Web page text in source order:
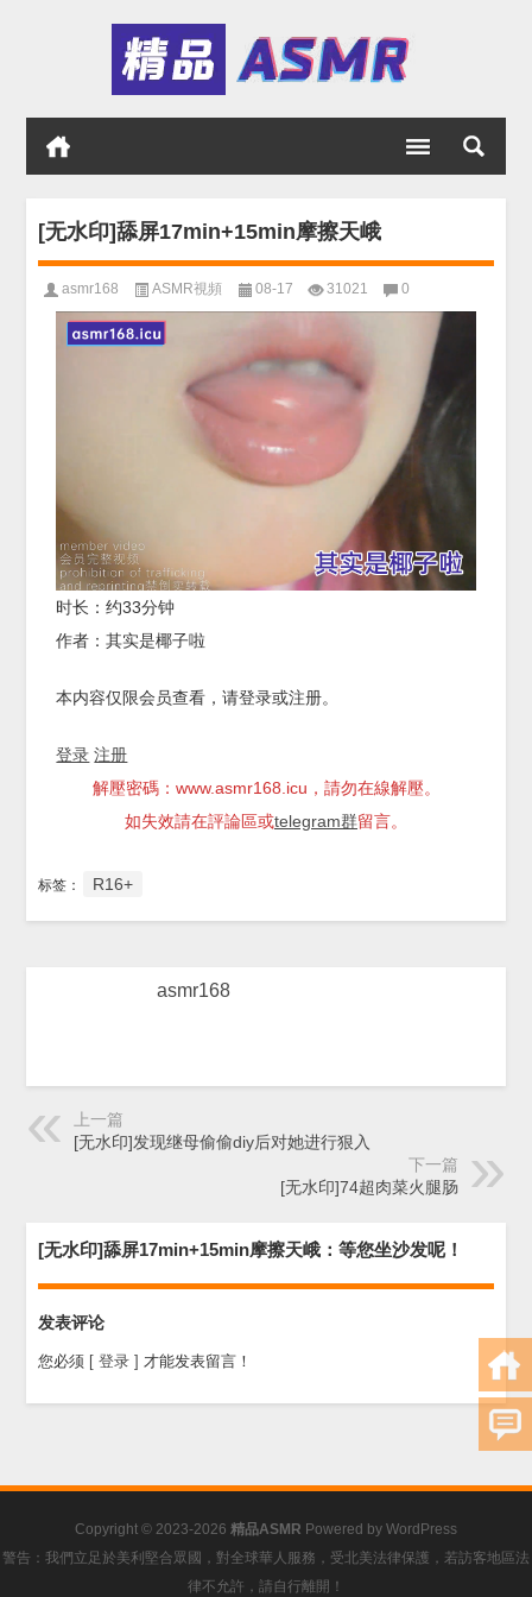
[无水印]舔屏17min+15min摩擦天峨
asmr168 ASMR視頻 08-17 31021 0
时长：约33分钟
作者：其实是椰子啦
本内容仅限会员查看，请登录或注册。
登录 注册
解壓密碼：www.asmr168.icu，請勿在線解壓。
如失效請在評論區或telegram群留言。
标签： R16+
asmr168
上一篇
[无水印]发现继母偷偷diy后对她进行狠入
下一篇
[无水印]74超肉菜火腿肠
[无水印]舔屏17min+15min摩擦天峨：等您坐沙发呢！
发表评论
您必须 [ 登录 ] 才能发表留言！
Copyright © 2023-2026 精品ASMR Powered by WordPress
警告：我們立足於美利堅合眾國，對全球華人服務，受北美法律保護，若訪客地區法
律不允許，請自行離開！